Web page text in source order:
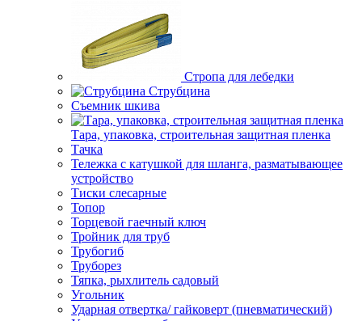
Стропа для лебедки
Струбцина
Съемник шкива
Тара, упаковка, строительная защитная пленка
Тачка
Тележка с катушкой для шланга, разматывающее
устройство
Тиски слесарные
Топор
Торцевой гаечный ключ
Тройник для труб
Трубогиб
Труборез
Тяпка, рыхлитель садовый
Угольник
Ударная отвертка/ гайковерт (пневматический)